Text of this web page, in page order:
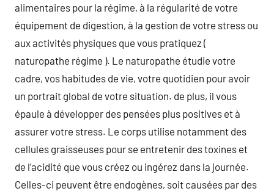
alimentaires pour la régime, à la régularité de votre
équipement de digestion, à la gestion de votre stress ou
aux activités physiques que vous pratiquez (
naturopathe régime ). Le naturopathe étudie votre
cadre, vos habitudes de vie, votre quotidien pour avoir
un portrait global de votre situation. de plus, il vous
épaule à développer des pensées plus positives et à
assurer votre stress. Le corps utilise notamment des
cellules graisseuses pour se entretenir des toxines et
de l’acidité que vous créez ou ingérez dans la journée.
Celles-ci peuvent être endogènes, soit causées par des